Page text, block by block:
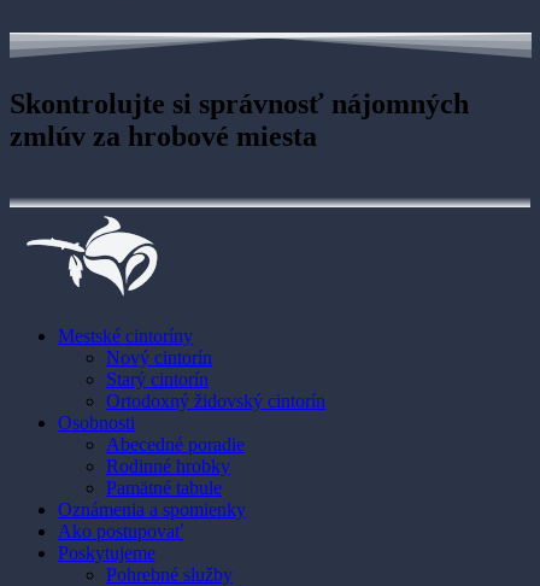
Skontrolujte si správnosť nájomných
zmlúv za hrobové miesta
Mestské cintoríny
Nový cintorín
Starý cintorín
Ortodoxný židovský cintorín
Osobnosti
Abecedné poradie
Rodinné hrobky
Pamätné tabule
Oznámenia a spomienky
Ako postupovať
Poskytujeme
Pohrebné služby